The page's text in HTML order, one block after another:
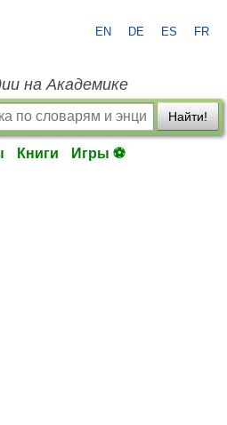
EN DE ES FR
на Академике
Найти!
Книги Игры ⚽